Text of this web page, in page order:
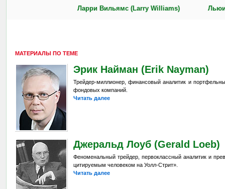
Ларри Вильямс (Larry Williams)
МАТЕРИАЛЫ ПО ТЕМЕ
Эрик Найман (Erik Nayman)
Трейдер-миллионер, финансовый аналитик и
фондовых компаний.
Читать далее
Джеральд Лоуб (Gerald Loeb)
Феноменальный трейдер, первоклассный аналитик и
цитируемым человеком на Уолл-Стрит».
Читать далее